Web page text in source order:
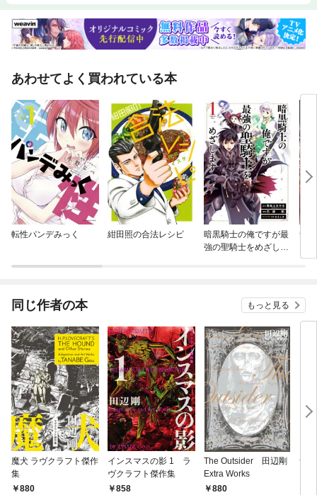
あわせてよく買われている本
転性パンデみっく 紺田照の合法レシピ
暗黒騎士の俺ですが最
強の聖騎士をめざしま
無
同じ作者の本 もっと見る
魔犬 ラヴクラフト傑作
集
880
インスマスの影 1 ラ
ヴクラフト傑作集
858
The Outsider 田辺剛
Extra Works
880
サ